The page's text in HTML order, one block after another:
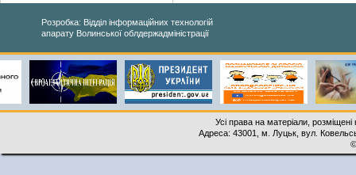
Розробка: Відділ інформаційних технологій
апарату Волинської облдержадміністрації
Усі права на матеріали,
Адреса: 43001, м. Луцьк, вул.